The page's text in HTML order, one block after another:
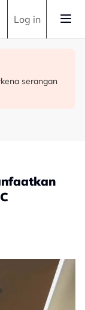
Log in
separuh akhir
ibu bapa
serangan